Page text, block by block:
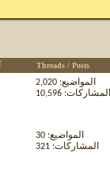
Threads / Posts
المواضيع: 2,020
المشاركات: 10,596
المواضيع: 30
المشاركات: 321